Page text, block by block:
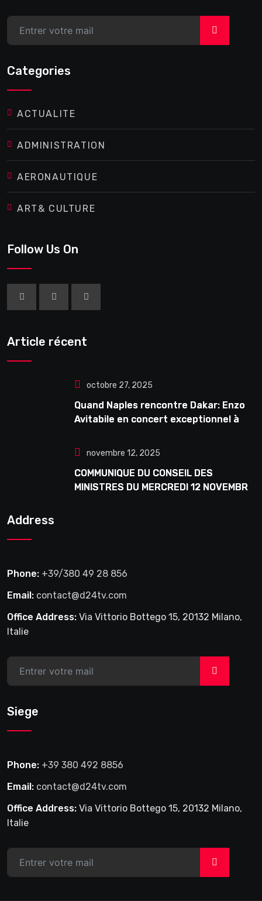
>
Categories
ACTUALITE
ADMINISTRATION
AERONAUTIQUE
ART& CULTURE
Follow Us On
Article récent
octobre 27, 2025
Quand Naples rencontre Dakar: Enzo
Avitabile en concert exceptionnel à
novembre 12, 2025
COMMUNIQUE DU CONSEIL DES
MINISTRES DU MERCREDI 12 NOVEMBRE
Address
Phone: +39/380 49 28 856
Email: contact@d24tv.com
Office Address: Via Vittorio Bottego 15, 20132 Milano,
Italie
>
Siege
Phone: +39 380 492 8856
Email: contact@d24tv.com
Office Address: Via Vittorio Bottego 15, 20132 Milano,
Italie
>